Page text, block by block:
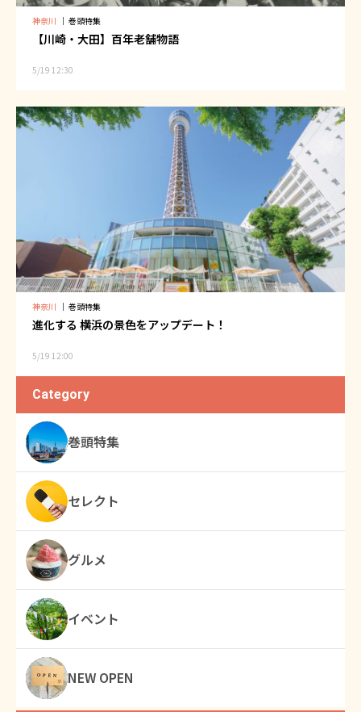
神奈川 ｜ 巻頭特集
【川崎・大田】百年老舗物語
5/19 12:30
神奈川 ｜ 巻頭特集
進化する 横浜の景色をアップデート！
5/19 12:00
Category
巻頭特集
セレクト
グルメ
イベント
NEW OPEN